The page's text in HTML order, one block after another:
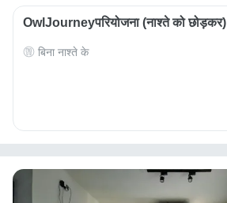
OwlJourneyपरियोजना (नाश्ते को छोड़कर)
बिना नाश्ते के